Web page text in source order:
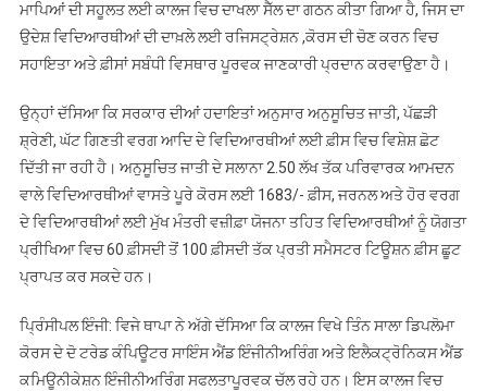
ਮਾਪਿਆਂ ਦੀ ਸਹੂਲਤ ਲਈ ਕਾਲਜ ਵਿਚ ਦਾਖਲਾ ਸੈੱਲ ਦਾ ਗਠਨ ਕੀਤਾ ਗਿਆ ਹੈ, ਜਿਸ ਦਾ
ਉਦੇਸ਼ ਵਿਦਿਆਰਥੀਆਂ ਦੀ ਦਾਖ਼ਲੇ ਲਈ ਰਜਿਸਟ੍ਰੇਸ਼ਨ ,ਕੋਰਸ ਦੀ ਚੋਣ ਕਰਨ ਵਿਚ
ਸਹਾਇਤਾ ਅਤੇ ਫ਼ੀਸਾਂ ਸਬੰਧੀ ਵਿਸਥਾਰ ਪੂਰਵਕ ਜਾਣਕਾਰੀ ਪ੍ਰਦਾਨ ਕਰਵਾਉਣਾ ਹੈ।
ਉਨ੍ਹਾਂ ਦੱਸਿਆ ਕਿ ਸਰਕਾਰ ਦੀਆਂ ਹਦਾਇਤਾਂ ਅਨੁਸਾਰ ਅਨੁਸੂਚਿਤ ਜਾਤੀ, ਪੱਛੜੀ
ਸ਼੍ਰੇਣੀ, ਘੱਟ ਗਿਣਤੀ ਵਰਗ ਆਦਿ ਦੇ ਵਿਦਿਆਰਥੀਆਂ ਲਈ ਫ਼ੀਸ ਵਿਚ ਵਿਸ਼ੇਸ਼ ਛੋਟ
ਦਿੱਤੀ ਜਾ ਰਹੀ ਹੈ। ਅਨੁਸੂਚਿਤ ਜਾਤੀ ਦੇ ਸਲਾਨਾ 2.50 ਲੱਖ ਤੱਕ ਪਰਿਵਾਰਕ ਆਮਦਨ
ਵਾਲੇ ਵਿਦਿਆਰਥੀਆਂ ਵਾਸਤੇ ਪੂਰੇ ਕੋਰਸ ਲਈ 1683/- ਫ਼ੀਸ, ਜਰਨਲ ਅਤੇ ਹੋਰ ਵਰਗ
ਦੇ ਵਿਦਿਆਰਥੀਆਂ ਲਈ ਮੁੱਖ ਮੰਤਰੀ ਵਜ਼ੀਫ਼ਾ ਯੋਜਨਾ ਤਹਿਤ ਵਿਦਿਆਰਥੀਆਂ ਨੂੰ ਯੋਗਤਾ
ਪ੍ਰੀਖਿਆ ਵਿਚ 60 ਫ਼ੀਸਦੀ ਤੋਂ 100 ਫ਼ੀਸਦੀ ਤੱਕ ਪ੍ਰਤੀ ਸਮੈਸਟਰ ਟਿਊਸ਼ਨ ਫ਼ੀਸ ਛੂਟ
ਪ੍ਰਾਪਤ ਕਰ ਸਕਦੇ ਹਨ।
ਪ੍ਰਿੰਸੀਪਲ ਇੰਜੀ: ਵਿਜੇ ਥਾਪਾ ਨੇ ਅੱਗੇ ਦੱਸਿਆ ਕਿ ਕਾਲਜ ਵਿਖੇ ਤਿੰਨ ਸਾਲਾ ਡਿਪਲੋਮਾ
ਕੋਰਸ ਦੇ ਦੋ ਟਰੇਡ ਕੰਪਿਊਟਰ ਸਾਇੰਸ ਐਂਡ ਇੰਜੀਨੀਅਰਿੰਗ ਅਤੇ ਇਲੈਕਟ੍ਰੋਨਿਕਸ ਐਂਡ
ਕਮਿਊਨੀਕੇਸ਼ਨ ਇੰਜੀਨੀਅਰਿੰਗ ਸਫਲਤਾਪੂਰਵਕ ਚੱਲ ਰਹੇ ਹਨ। ਇਸ ਕਾਲਜ ਵਿਚ